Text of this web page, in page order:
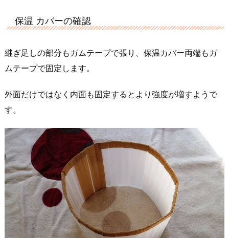
保温 カバーの確認
継ぎ足しの部分もガムテープで張り、保温カバー両端もガ
ムテープで固定します。
外面だけではなく内面も固定するとより強度が増すようで
す。